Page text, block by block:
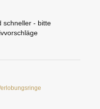
schneller - bitte